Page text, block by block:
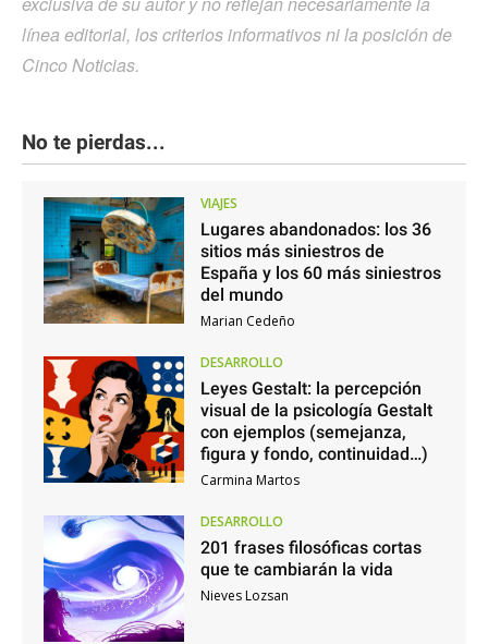
línea editorial, los criterios informativos ni la posición de
Cinco Noticias.
No te pierdas...
VIAJES
Lugares abandonados: los 36
sitios más siniestros de
España y los 60 más siniestros
del mundo
Marian Cedeño
DESARROLLO
Leyes Gestalt: la percepción
visual de la psicología Gestalt
con ejemplos (semejanza,
figura y fondo, continuidad…)
Carmina Martos
DESARROLLO
201 frases filosóficas cortas
que te cambiarán la vida
Nieves Lozsan